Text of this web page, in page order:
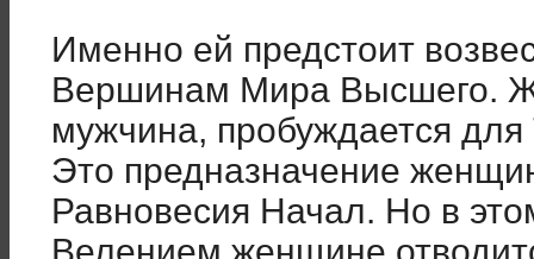
Именно ей предстоит
Вершинам Мира Высшего.
мужчина, пробуждается
Это предназначение
Равновесия Начал. Но в